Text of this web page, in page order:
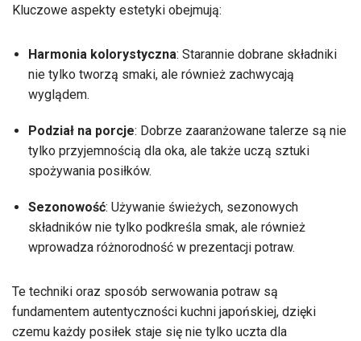
Kluczowe aspekty estetyki obejmują:
Harmonia kolorystyczna: Starannie dobrane składniki
nie tylko tworzą smaki, ale również zachwycają
wyglądem.
Podział na porcje: Dobrze zaaranżowane talerze są nie
tylko przyjemnością dla oka, ale także uczą sztuki
spożywania posiłków.
Sezonowość: Używanie świeżych, sezonowych
składników nie tylko podkreśla smak, ale również
wprowadza różnorodność w prezentacji potraw.
Te techniki oraz sposób serwowania potraw są
fundamentem autentyczności kuchni japońskiej, dzięki
czemu każdy posiłek staje się nie tylko uczta dla